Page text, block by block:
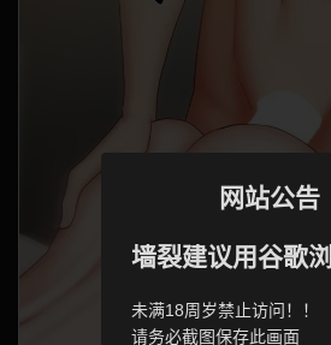
网站公告
墙裂建议用谷歌
未满18周岁禁止访问！！
请务必截图保存此画面